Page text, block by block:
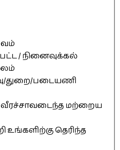
/ நினைவுக்கல்
துறை/படையணி
வீரச்சாவடைந்த மற்றைய
உங்களிற்கு தெரிந்த